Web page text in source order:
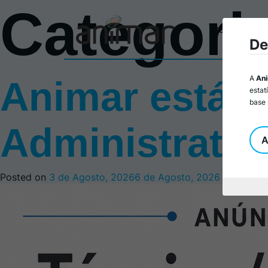
Sobre a
Animar está
Posted on 3 de Agosto, 20266 de Agosto, 2026
A
base